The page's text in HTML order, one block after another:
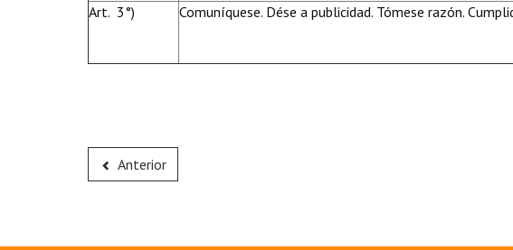
Art. 3°) Comuníquese. Dése a publicidad. Tómese razón.
Anterior